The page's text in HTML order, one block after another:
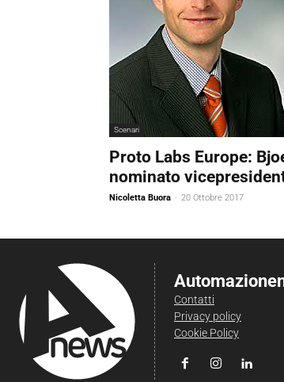
Scenari
Proto Labs Europe:
nominato
Nicoletta Buora - 20 Ottobre 2017
Contatti
Privacy policy
Cookie Policy